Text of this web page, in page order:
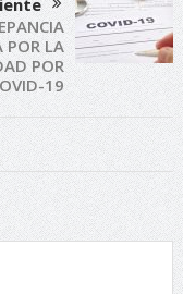
POR LA
POR
19